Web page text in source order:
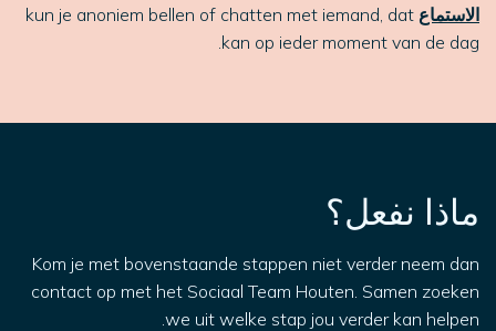
الاستماع kun je anoniem bellen of chatten met iemand, dat
kan op ieder moment van de dag.
ماذا نفعل؟
Kom je met bovenstaande stappen niet verder neem dan
contact op met het Sociaal Team Houten. Samen zoeken
we uit welke stap jou verder kan helpen.